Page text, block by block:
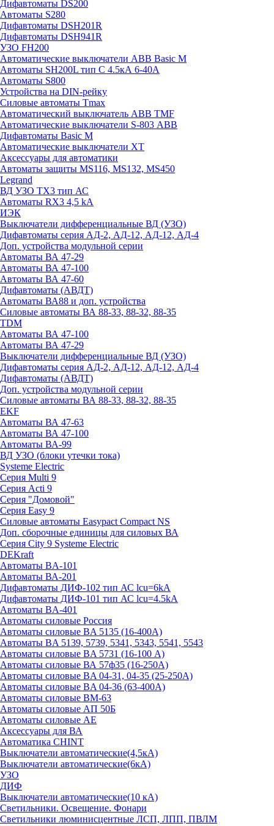
Дифавтоматы DS200
Автоматы S280
Дифавтоматы DSH201R
Дифавтоматы DSH941R
УЗО FH200
Автоматические выключатели ABB Basic M
Автоматы SH200L тип С 4.5кА 6-40А
Автоматы S800
Устройства на DIN-рейку
Силовые автоматы Tmax
Автоматический выключатель ABB TMF
Автоматические выключатели S-803 АВВ
Дифавтоматы Basic M
Автоматические выключатели XT
Аксессуары для автоматики
Автоматы защиты MS116, MS132, MS450
Legrand
ВД УЗО TX3 тип АС
Автоматы RX3 4,5 kA
ИЭК
Выключатели дифференциальные ВД (УЗО)
Дифавтоматы серия АД-2, АД-12, АД-12, АД-4
Доп. устройства модульной серии
Автоматы ВА 47-29
Автоматы ВА 47-100
Автоматы ВА 47-60
Дифавтоматы (АВДТ)
Автоматы ВА88 и доп. устройства
Силовые автоматы ВА 88-33, 88-32, 88-35
TDM
Автоматы ВА 47-100
Автоматы ВА 47-29
Выключатели дифференциальные ВД (УЗО)
Дифавтоматы серия АД-2, АД-12, АД-12, АД-4
Дифавтоматы (АВДТ)
Доп. устройства модульной серии
Силовые автоматы ВА 88-33, 88-32, 88-35
EKF
Автоматы ВА 47-63
Автоматы ВА 47-100
Автоматы ВА-99
ВД УЗО (блоки утечки тока)
Systeme Electric
Серия Multi 9
Серия Acti 9
Серия "Домовой"
Серия Easy 9
Силовые автоматы Easypact Compact NS
Доп. сборочные единицы для силовых ВА
Серия City 9 Systeme Electric
DEKraft
Автоматы BA-101
Автоматы ВА-201
Дифавтоматы ДИФ-102 тип АС lcu=6kA
Дифавтоматы ДИФ-101 тип АС lcu=4.5kA
Автоматы BA-401
Автоматы силовые Россия
Автоматы силовые BA 5135 (16-400А)
Автоматы BA 5139, 5739, 5341, 5343, 5541, 5543
Автоматы силовые BA 5731 (16-100 А)
Автоматы силовые ВА 57ф35 (16-250А)
Автоматы силовые BA 04-31, 04-35 (25-250А)
Автоматы силовые BA 04-36 (63-400А)
Автоматы силовые ВМ-63
Автоматы силовые АП 50Б
Автоматы силовые АЕ
Аксессуары для ВА
Автоматика CHINT
Выключатели автоматические(4,5кА)
Выключатели автоматические(6кА)
УЗО
ДИФ
Выключатели автоматические(10 кА)
Светильники. Освещение. Фонари
Светильники люминисцентные ЛСП, ЛПП, ПВЛМ